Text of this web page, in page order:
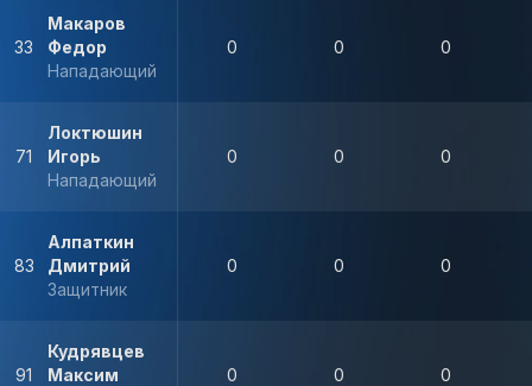
33
Макаров
Федор
Нападающий
0 0 0
71
Локтюшин
Игорь
Нападающий
0 0 0
83
Алпаткин
Дмитрий
Защитник
0 0 0
91
Кудрявцев
Максим
0 0 0